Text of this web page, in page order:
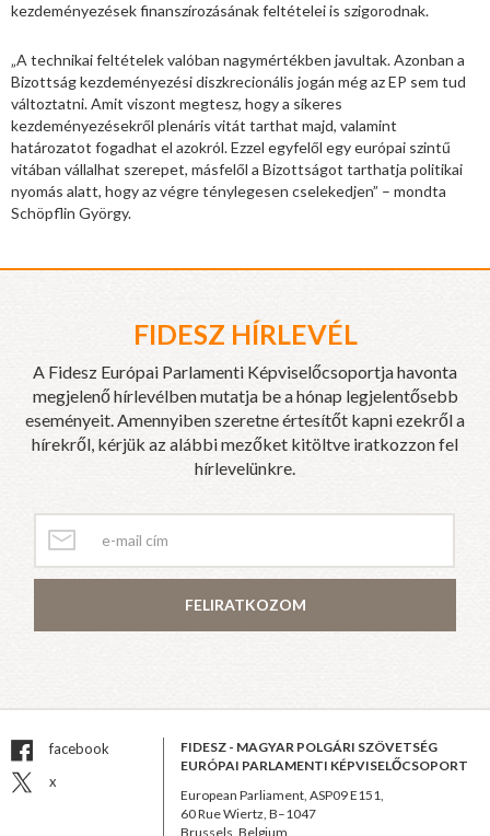
kezdeményezések finanszírozásának feltételei is szigorodnak.
„A technikai feltételek valóban nagymértékben javultak. Azonban a
Bizottság kezdeményezési diszkrecionális jogán még az EP sem tud
változtatni. Amit viszont megtesz, hogy a sikeres
kezdeményezésekről plenáris vitát tarthat majd, valamint
határozatot fogadhat el azokról. Ezzel egyfelől egy európai szintű
vitában vállalhat szerepet, másfelől a Bizottságot tarthatja politikai
nyomás alatt, hogy az végre ténylegesen cselekedjen” – mondta
Schöpflin György.
FIDESZ HÍRLEVÉL
A Fidesz Európai Parlamenti Képviselőcsoportja havonta
megjelenő hírlevélben mutatja be a hónap legjelentősebb
eseményeit. Amennyiben szeretne értesítőt kapni ezekről a
hírekről, kérjük az alábbi mezőket kitöltve iratkozzon fel
hírlevelünkre.
FELIRATKOZOM
facebook
x
FIDESZ - MAGYAR POLGÁRI SZÖVETSÉG
EURÓPAI PARLAMENTI KÉPVISELŐCSOPORT
European Parliament, ASP09 E151,
60 Rue Wiertz, B–1047
Brussels, Belgium